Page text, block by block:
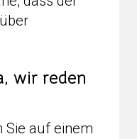
wir reden
Sie auf einem